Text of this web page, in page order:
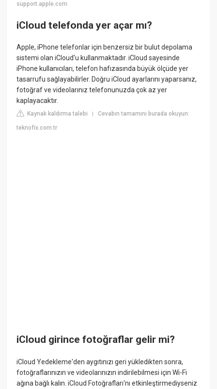
support.apple.com
iCloud telefonda yer açar mı?
Apple, iPhone telefonlar için benzersiz bir bulut depolama
sistemi olan iCloud'u kullanmaktadır. iCloud sayesinde
iPhone kullanıcıları, telefon hafızasında büyük ölçüde yer
tasarrufu sağlayabilirler. Doğru iCloud ayarlarını yaparsanız,
fotoğraf ve videolarınız telefonunuzda çok az yer
kaplayacaktır.
Kaynak kaldırma talebi |Cevabın tamamını burada okuyun:
teknofix.com.tr
iCloud girince fotoğraflar gelir mi?
iCloud Yedekleme'den aygıtınızı geri yükledikten sonra,
fotoğraflarınızın ve videolarınızın indirilebilmesi için Wi-Fi
ağına bağlı kalın. iCloud Fotoğrafları'nı etkinleştirmediyseniz